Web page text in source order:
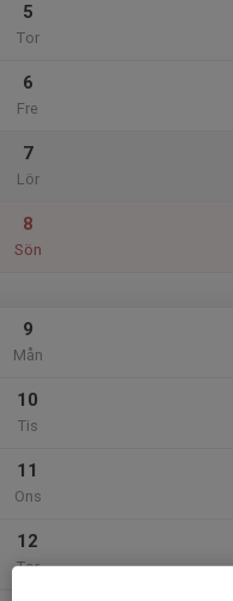
5
Tor
6
Fre
7
Lör
8
Sön
9
Mån
10
Tis
11
Ons
12
Tor